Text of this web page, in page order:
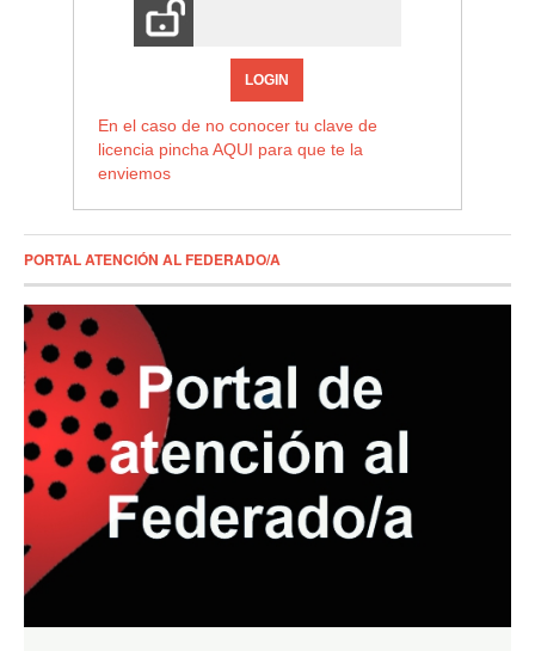
LOGIN
En el caso de no conocer tu clave de
licencia pincha AQUI para que te la
enviemos
PORTAL ATENCIÓN AL FEDERADO/A